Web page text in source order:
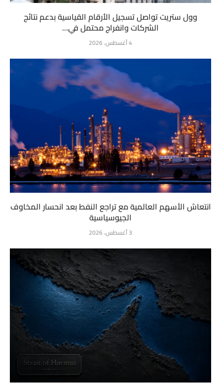
وول ستريت تواصل تسجيل الأرقام القياسية بدعم نتائج
الشركات وانفراج محتمل في...
4 أغسطس، 2026
انتعاش الأسهم العالمية مع تراجع النفط بعد انحسار المخاوف
الجيوسياسية
3 أغسطس، 2026